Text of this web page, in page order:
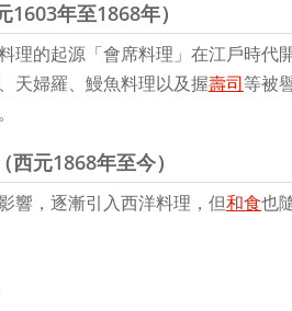
1603年至1868年）
理的起源「會席料理」在江戶時代
、天婦羅、鰻魚料理以及握壽司等被
西元1868年至今）
響，逐漸引入西洋料理，但和食也